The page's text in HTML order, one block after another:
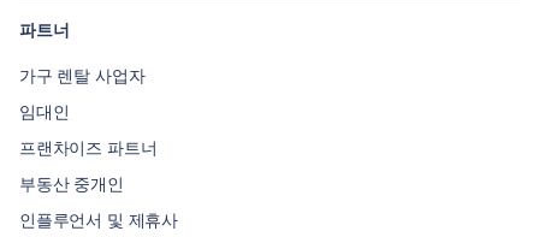
파트너
가구 렌탈 사업자
임대인
프랜차이즈 파트너
부동산 중개인
인플루언서 및 제휴사